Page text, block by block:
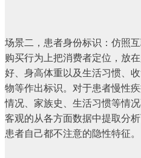
场景二，患者身份标识：仿照
购买行为上把消费者定位，放
好、身高体重以及生活习惯、
物等作出标识。对于患者慢性
情况、家族史、生活习惯等情
客观的从各方面数据中提取分
患者自己都不注意的隐性特征。